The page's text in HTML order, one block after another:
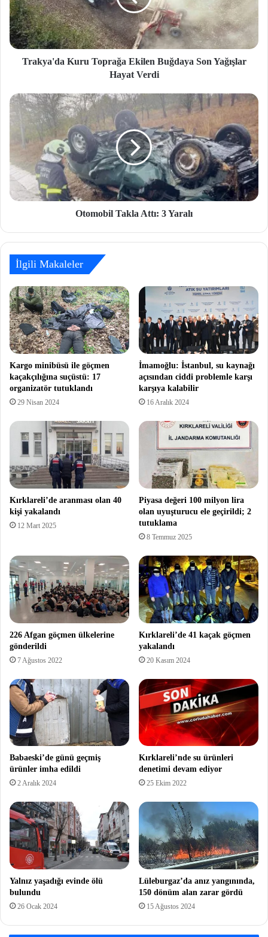
Trakya'da Kuru Toprağa Ekilen Buğdaya Son Yağışlar
Hayat Verdi
Otomobil Takla Attı: 3 Yaralı
İlgili Makaleler
Kargo minibüsü ile göçmen
kaçakçılığına suçüstü: 17
organizatör tutuklandı
29 Nisan 2024
İmamoğlu: İstanbul, su kaynağı
açısından ciddi problemle karşı
karşıya kalabilir
16 Aralık 2024
Kırklareli’de aranması olan 40
kişi yakalandı
12 Mart 2025
Piyasa değeri 100 milyon lira
olan uyuşturucu ele geçirildi; 2
tutuklama
8 Temmuz 2025
226 Afgan göçmen ülkelerine
gönderildi
7 Ağustos 2022
Kırklareli’de 41 kaçak göçmen
yakalandı
20 Kasım 2024
Babaeski’de günü geçmiş
ürünler imha edildi
2 Aralık 2024
Kırklareli’nde su ürünleri
denetimi devam ediyor
25 Ekim 2022
Yalnız yaşadığı evinde ölü
bulundu
26 Ocak 2024
Lüleburgaz’da anız yangınında,
150 dönüm alan zarar gördü
15 Ağustos 2024